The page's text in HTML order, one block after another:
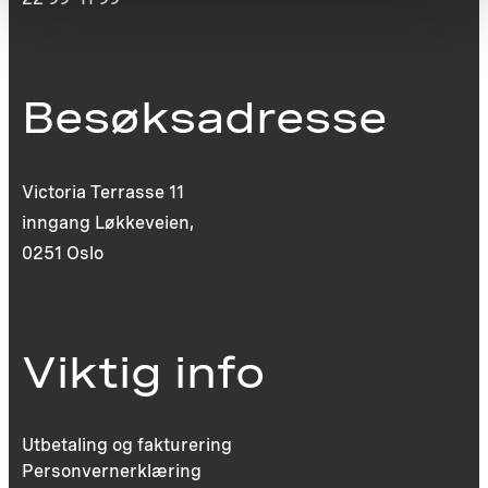
Besøksadresse
Victoria Terrasse 11
inngang Løkkeveien,
0251 Oslo
Viktig info
Utbetaling og fakturering
Personvernerklæring